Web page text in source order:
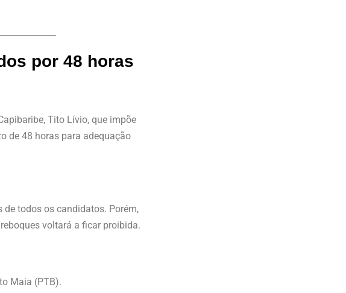
por 48 horas
Tito Lívio, que impõe
de 48 horas para adequação
todos os candidatos. Porém,
voltará a ficar proibida.
Maia (PTB).